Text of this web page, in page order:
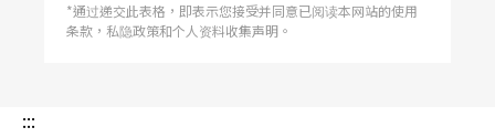
*通过递交此表格，即表示您接受并同意已阅读本网站的使用
条款，私隐政策和个人资料收集声明。
:::